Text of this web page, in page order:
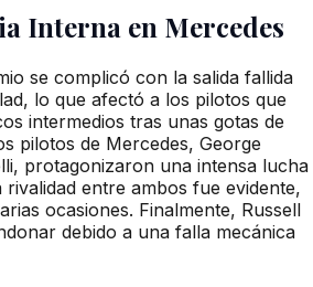
Interna en Mercedes
se complicó con la salida fallida
lo que afectó a los pilotos que
intermedios tras unas gotas de
pilotos de Mercedes, George
protagonizaron una intensa lucha
entre ambos fue evidente,
ocasiones. Finalmente, Russell
debido a una falla mecánica